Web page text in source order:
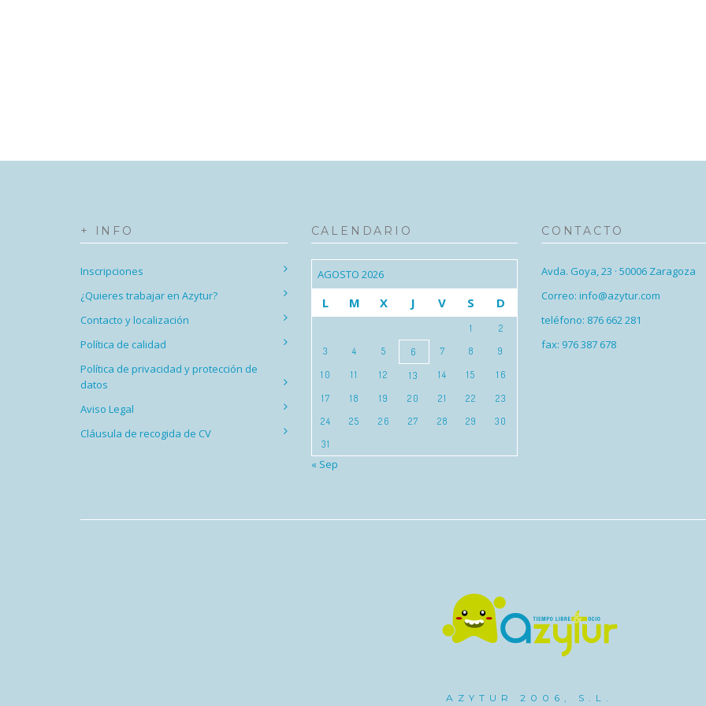
+ INFO
Inscripciones
¿Quieres trabajar en Azytur?
Contacto y localización
Política de calidad
Política de privacidad y protección de
datos
Aviso Legal
Cláusula de recogida de CV
CALENDARIO
AGOSTO 2026
L M X J V S D
1
2
3
4 5 6 7 8
9
10
11 12 13 14 15
16
17
18 19 20 21 22
23
24
25 26 27 28 29
30
31
« Sep
CONTACTO
Avda. Goya, 23 · 50006 Zaragoza
Correo: info@azytur.com
teléfono: 876 662 281
fax: 976 387 678
AZYTUR 2006, S.L.